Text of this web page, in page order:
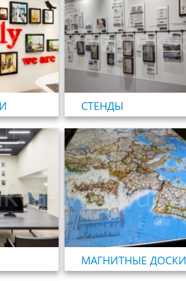
СТЕНДЫ
МАГНИТНЫЕ ДОСКИ